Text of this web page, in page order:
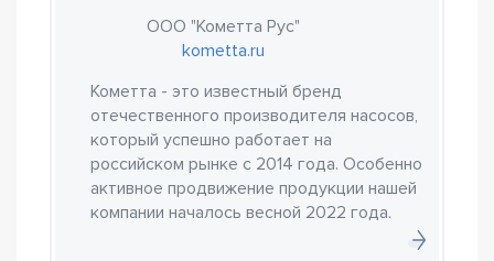
ООО "Кометта Рус"
kometta.ru
Кометта - это известный бренд
отечественного производителя насосов,
который успешно работает на
российском рынке с 2014 года. Особенно
активное продвижение продукции нашей
компании началось весной 2022 года.